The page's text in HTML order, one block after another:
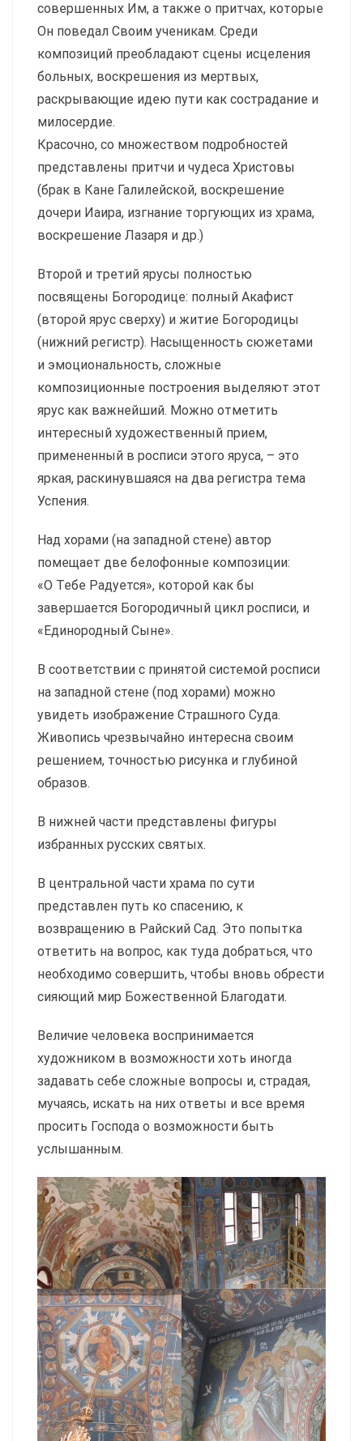
совершенных Им, а также о притчах, которые
Он поведал Своим ученикам. Среди
композиций преобладают сцены исцеления
больных, воскрешения из мертвых,
раскрывающие идею пути как сострадание и
милосердие.
Красочно, со множеством подробностей
представлены притчи и чудеса Христовы
(брак в Кане Галилейской, воскрешение
дочери Иаира, изгнание торгующих из храма,
воскрешение Лазаря и др.)
Второй и третий ярусы полностью
посвящены Богородице: полный Акафист
(второй ярус сверху) и житие Бого­родицы
(нижний регистр). Насыщенность сюжетами
и эмо­циональность, сложные
композиционные построения выделяют этот
ярус как важнейший. Можно отметить
интересный художественный прием,
примененный в росписи этого яруса, – это
яркая, раскинувшаяся на два регистра тема
Успения.
Над хорами (на западной стене) автор
помещает две белофонные композиции:
«О Тебе Радуется», которой как бы
завершается Богородичный цикл росписи, и
«Единородный Сыне».
В соответствии с принятой системой росписи
на западной стене (под хорами) можно
увидеть изображение Страшного Суда.
Живопись чрезвычайно интересна своим
решением, точностью рисунка и глубиной
образов.
В нижней части представлены фигуры
избранных русских святых.
В центральной части храма по сути
представлен путь ко спасению, к
возвращению в Райский Сад. Это попытка
ответить на вопрос, как туда добраться, что
необходимо совершить, чтобы вновь обрести
сияющий мир Божественной Благодати.
Величие человека воспринимается
художником в возможности хоть иногда
задавать себе сложные вопросы и, страдая,
мучаясь, искать на них ответы и все время
просить Господа о возможности быть
услышанным.